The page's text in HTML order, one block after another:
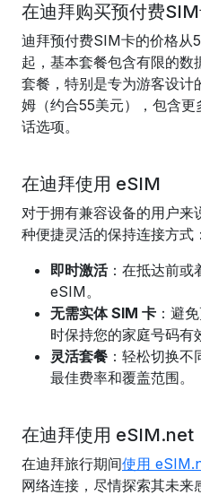
在迪拜购买预付费
迪拜预付费SIM卡的价格从
起，基本套餐包含有限的数
套餐，特别是专为游客设
姆（约合55美元），包含
话选项。
在迪拜使用 eSIM
对于拥有兼容设备的用户
种便捷灵活的保持连接方式：
即时激活：在抵达前或
eSIM。
无需实体 SIM 卡 ：避
时保持您的家庭号码有
灵活套餐 ：轻松切换
最佳费率和覆盖范围。
在迪拜使用 eSIM.net
在迪拜旅行期间使用
网络连接，尽情探索其未来